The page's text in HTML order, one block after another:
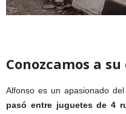
Conozcamos a
Alfonso es un apasionado
pasó entre juguetes de 4